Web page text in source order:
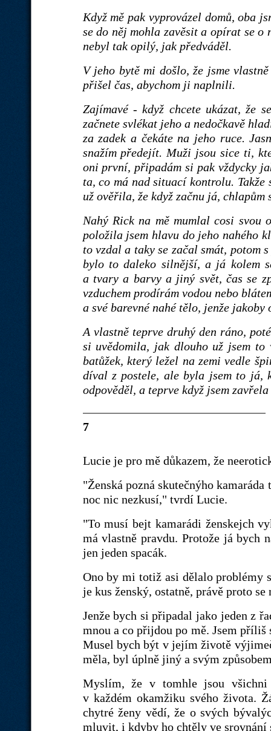
Když mě pak vyprovázel domů, oba
se do něj mohla zavěsit a opírat se
nebyl tak opilý, jak předváděl.
V jeho bytě mi došlo, že jsme
přišel čas, abychom ji naplnili.
Zajímavé - když chcete ukázat, že
začnete svlékat jeho a nedočkavě
za zadek a čekáte na jeho ruce.
snažím předejít. Muži jsou sice ti,
oni první, připadám si pak vždycky
ta, co má nad situací kontrolu.
už ověřila, že když začnu já,
Nahý Rick na mě mumlal cosi svou
položila jsem hlavu do jeho nahého
to vzdal a taky se začal smát,
bylo to daleko silnější, a já kolem
a tvary a barvy a jiný svět, čas se
vzduchem prodírám vodou nebo
a své barevné nahé tělo, jenže
A vlastně teprve druhý den ráno,
si uvědomila, jak dlouho už jsem to
batůžek, který ležel na zemi vedle
díval z postele, ale byla jsem to já,
odpověděl, a teprve když jsem
7
Lucie je pro mě důkazem, že
"Ženská pozná skutečnýho
noc nic nezkusí," tvrdí Lucie.
"To musí bejt kamarádi ženskejch
má vlastně pravdu. Protože já bych
jen jeden spacák.
Ono by mi totiž asi dělalo problémy
je kus ženský, ostatně, právě proto
Jenže bych si připadal jako jeden z
mnou a co přijdou po mě. Jsem příliš
Musel bych být v jejím životě
měla, byl úplně jiný a svým
Myslím, že v tomhle jsou
v každém okamžiku svého života.
chytré ženy vědí, že o svých
mluvit, i kdyby ho chtěly ve